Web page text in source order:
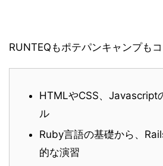
RUNTEQもポテパンキャンプもコ
HTMLやCSS、Javascript
ル
Ruby言語の基礎から、
的な演習